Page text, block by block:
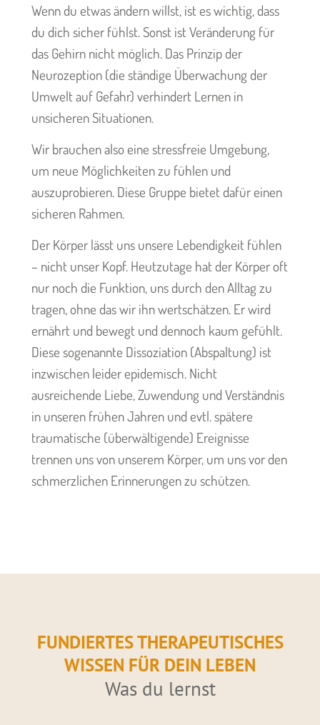
Wenn du etwas ändern willst, ist es wichtig, dass
du dich sicher fühlst. Sonst ist Veränderung für
das Gehirn nicht möglich. Das Prinzip der
Neurozeption (die ständige Überwachung der
Umwelt auf Gefahr) verhindert Lernen in
unsicheren Situationen.
Wir brauchen also eine stressfreie Umgebung,
um neue Möglichkeiten zu fühlen und
auszuprobieren. Diese Gruppe bietet dafür einen
sicheren Rahmen.
Der Körper lässt uns unsere Lebendigkeit fühlen
– nicht unser Kopf. Heutzutage hat der Körper oft
nur noch die Funktion, uns durch den Alltag zu
tragen, ohne das wir ihn wertschätzen. Er wird
ernährt und bewegt und dennoch kaum gefühlt.
Diese sogenannte Dissoziation (Abspaltung) ist
inzwischen leider epidemisch. Nicht
ausreichende Liebe, Zuwendung und Verständnis
in unseren frühen Jahren und evtl. spätere
traumatische (überwältigende) Ereignisse
trennen uns von unserem Körper, um uns vor den
schmerzlichen Erinnerungen zu schützen.
FUNDIERTES THERAPEUTISCHES
WISSEN FÜR DEIN LEBEN
Was du lernst